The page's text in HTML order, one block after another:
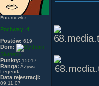
Forumowicz
Pochwały: 4
Postów: 619
Dom:
Slytherin
Punkty: 15017
Ranga: ÂŻywa
Legenda
Data rejestracji:
09.11.07